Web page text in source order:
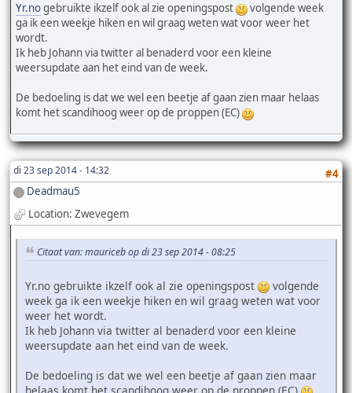
Yr.nogebruikte ikzelf ook al zie openingspost
volgende week
ga ik een weekje hiken en wil graag weten wat voor weer het
wordt.
Ik heb Johann via twitter al benaderd voor een kleine
weersupdate aan het eind van de week.
De bedoeling is dat we wel een beetje af gaan zien maar helaas
komt het scandihoog weer op de proppen (EC)
di 23 sep 2014 - 14:32
#4
Deadmau5
Location: Zwevegem
Citaat van: mauriceb op di 23 sep 2014 - 08:25
Yr.no gebruikte ikzelf ook al zie openingspost
volgende
week ga ik een weekje hiken en wil graag weten wat voor
weer het wordt.
Ik heb Johann via twitter al benaderd voor een kleine
weersupdate aan het eind van de week.
De bedoeling is dat we wel een beetje af gaan zien maar